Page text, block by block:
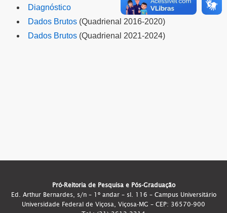
Diagnóstico
Dados Brutos(Quadrienal 2016-2020)
Dados Brutos(Quadrienal 2021-2024)
Pró-Reitoria de Pesquisa e Pós-Graduação
Ed. Arthur Bernardes, s/n – 1º andar – sl. 116 – Campus Universitário
Universidade Federal de Viçosa, Viçosa-MG – CEP: 36570-900